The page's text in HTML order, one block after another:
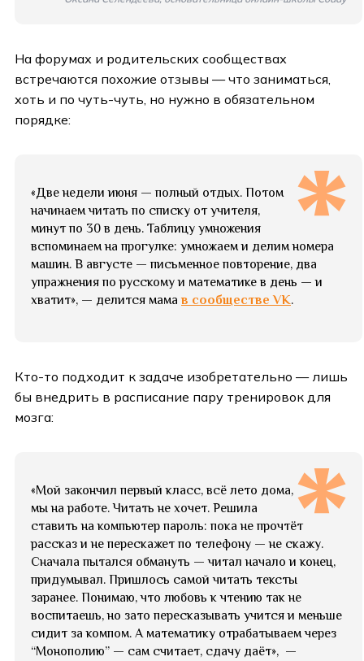
На форумах и родительских сообществах
встречаются похожие отзывы — что заниматься,
хоть и по чуть-чуть, но нужно в обязательном
порядке:
«Две недели июня — полный отдых. Потом
начинаем читать по списку от учителя,
минут по 30 в день. Таблицу умножения
вспоминаем на прогулке: умножаем и делим номера
машин. В августе — письменное повторение, два
упражнения по русскому и математике в день — и
хватит», — делится мамав сообществе VK.
Кто-то подходит к задаче изобретательно — лишь
бы внедрить в расписание пару тренировок для
мозга:
«Мой закончил первый класс, всё лето дома,
мы на работе. Читать не хочет. Решила
ставить на компьютер пароль: пока не прочтёт
рассказ и не перескажет по телефону — не скажу.
Сначала пытался обмануть — читал начало и конец,
придумывал. Пришлось самой читать тексты
заранее. Понимаю, что любовь к чтению так не
воспитаешь, но зато пересказывать учится и меньше
сидит за компом. А математику отрабатываем через
“Монополию” — сам считает, сдачу даёт», —